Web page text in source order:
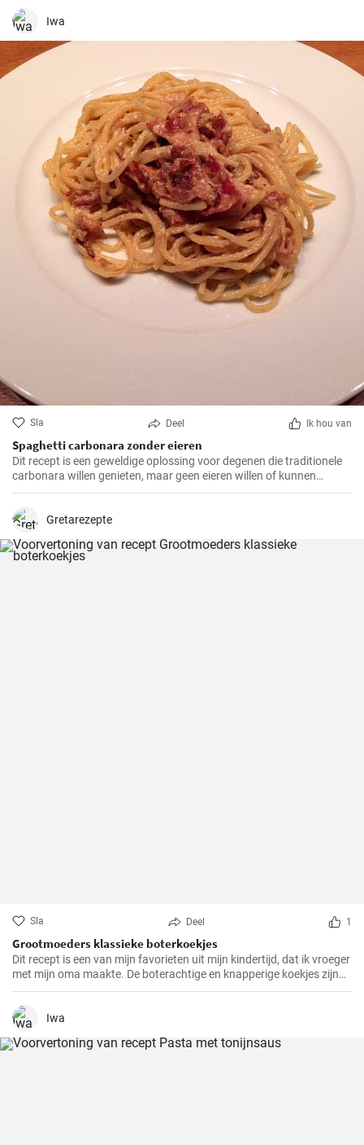
Iwa
Sla Deel Ik hou van
Spaghetti carbonara zonder eieren
Dit recept is een geweldige oplossing voor degenen die traditionele
carbonara willen genieten, maar geen eieren willen of kunnen
consumeren.
Gretarezepte
Sla Deel 1
Grootmoeders klassieke boterkoekjes
Dit recept is een van mijn favorieten uit mijn kindertijd, dat ik vroeger
met mijn oma maakte. De boterachtige en knapperige koekjes zijn
niet alleen makkelijk te maken, maar brengen ook diepe
herinneringen terug en maken het tot een speciale traktatie. We
hebben het recept door de jaren heen zorgvuldig verfijnd en hopen
Iwa